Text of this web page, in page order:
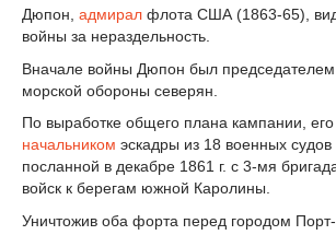
Дюпон, адмирал флота США (1863-65),
войны за нераздельность.
Вначале войны Дюпон был председателем
морской обороны северян.
По выработке общего плана кампании, его
начальником эскадры из 18 военных судов
посланной в декабре 1861 г. с 3-мя
войск к берегам южной Каролины.
Уничтожив оба форта перед городом